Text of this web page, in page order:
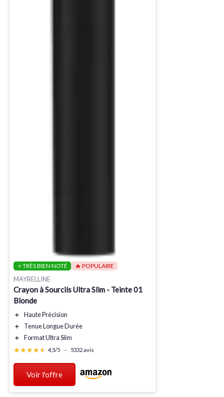
⭐ TRÈS BIEN NOTÉ 🔥 POPULAIRE
MAYBELLINE
Crayon à Sourcils Ultra Slim - Teinte 01
Blonde
＋
Haute Précision
＋
Tenue Longue Durée
＋
Format Ultra Slim
★★★★★
★★★★★ 4,5/5 — 5332 avis
Voir l'offre